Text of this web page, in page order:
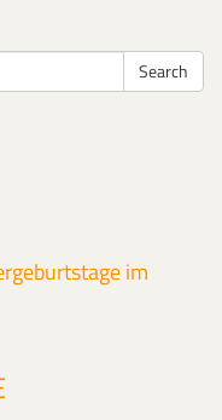
Search
im